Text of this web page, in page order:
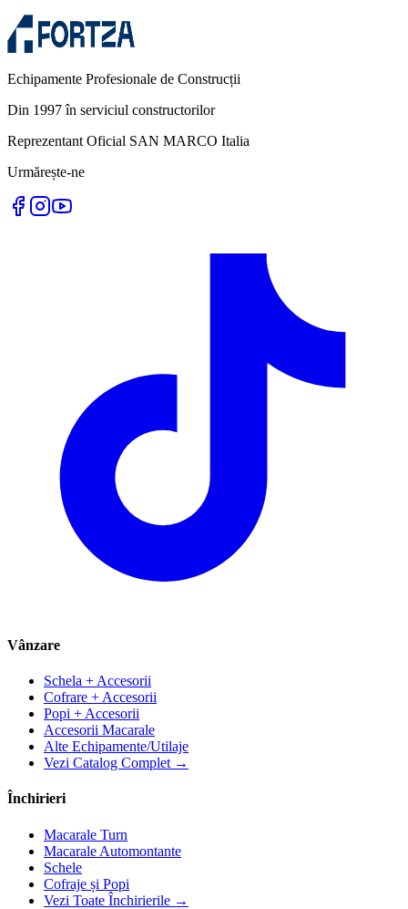
Echipamente Profesionale de Construcții
Din 1997 în serviciul constructorilor
Reprezentant Oficial SAN MARCO Italia
Urmărește-ne
Vânzare
Schela + Accesorii
Cofrare + Accesorii
Popi + Accesorii
Accesorii Macarale
Alte Echipamente/Utilaje
Vezi Catalog Complet →
Închirieri
Macarale Turn
Macarale Automontante
Schele
Cofraje și Popi
Vezi Toate Închirierile →